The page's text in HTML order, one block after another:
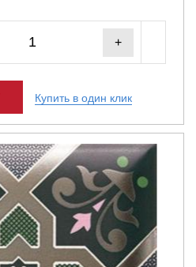
+
Купить в один клик